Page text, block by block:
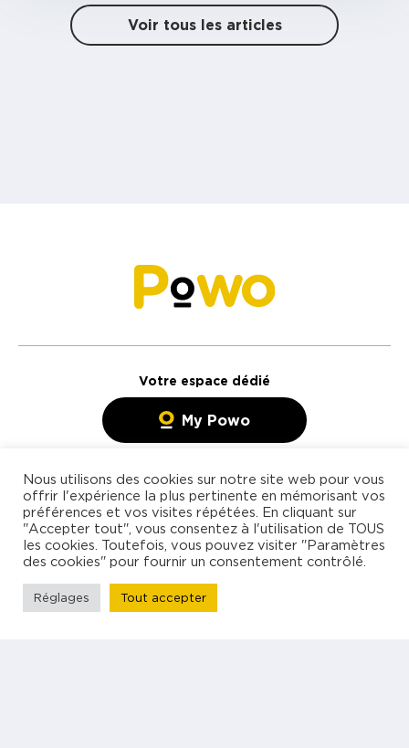
Voir tous les articles
Votre espace dédié
My Powo
Agence de freelances
spécialisée en management
et technologies
Entreprise
Rechercher mission
Contact
Nous utilisons des cookies sur notre site web pour vous
offrir l'expérience la plus pertinente en mémorisant vos
préférences et vos visites répétées. En cliquant sur
"Accepter tout", vous consentez à l'utilisation de TOUS
les cookies. Toutefois, vous pouvez visiter "Paramètres
des cookies" pour fournir un consentement contrôlé.
Réglages Tout accepter